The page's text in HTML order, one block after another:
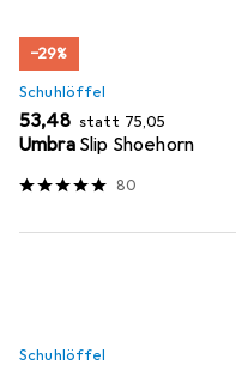
−29%
Schuhlöffel
EUR
53,48 statt EUR
75,05
Umbra Slip Shoehorn
80
Schuhlöffel